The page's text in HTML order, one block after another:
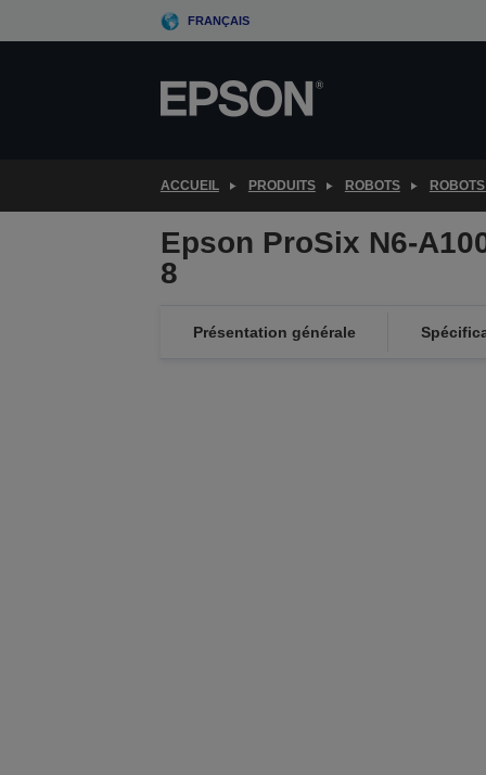
to
FRANÇAIS
ACCUEIL PRODUITS ROBOTS
Epson ProSix N6-
8
Présentation générale